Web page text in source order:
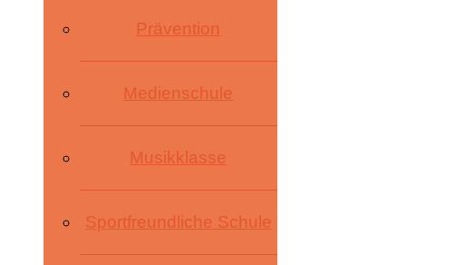
Prävention
Medienschule
Musikklasse
Sportfreundliche Schule